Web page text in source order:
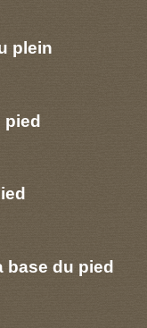
plein
pied
base du pied